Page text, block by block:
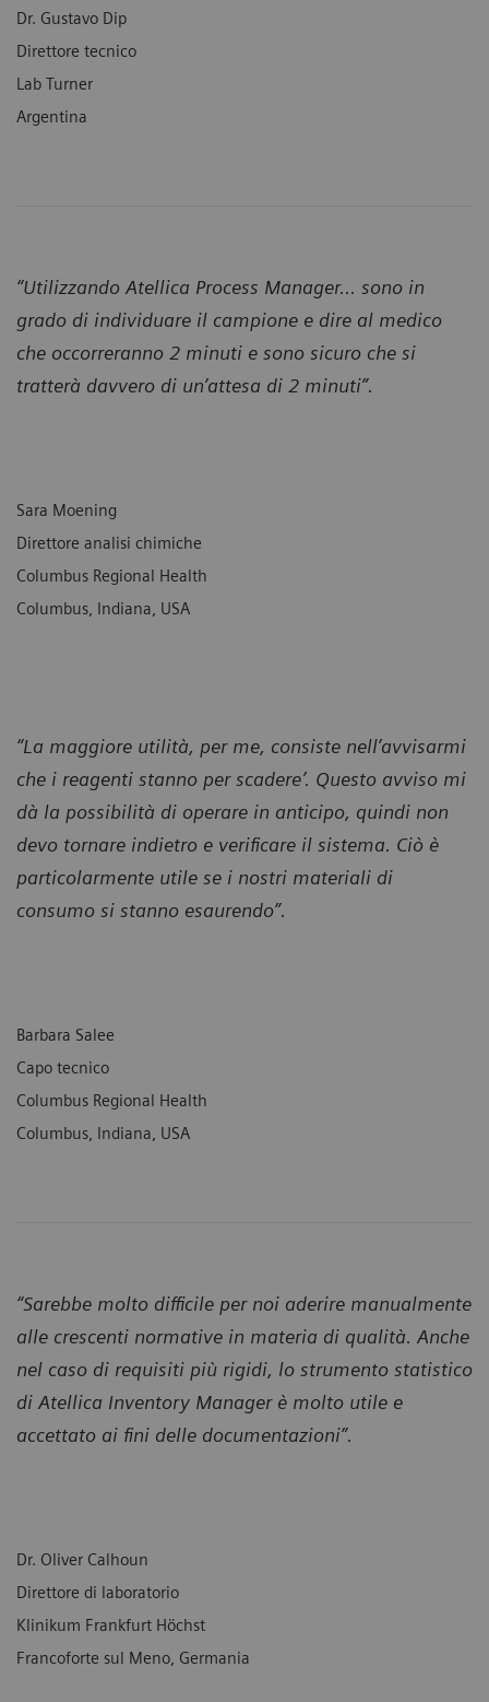
Dr. Gustavo Dip
Direttore tecnico
Lab Turner
Argentina
“Utilizzando Atellica Process Manager... sono in
grado di individuare il campione e dire al medico
che occorreranno 2 minuti e sono sicuro che si
tratterà davvero di un’attesa di 2 minuti”.
Sara Moening
Direttore analisi chimiche
Columbus Regional Health
Columbus, Indiana, USA
“La maggiore utilità, per me, consiste nell’avvisarmi
che i reagenti stanno per scadere’. Questo avviso mi
dà la possibilità di operare in anticipo, quindi non
devo tornare indietro e verificare il sistema. Ciò è
particolarmente utile se i nostri materiali di
consumo si stanno esaurendo”.
Barbara Salee
Capo tecnico
Columbus Regional Health
Columbus, Indiana, USA
“Sarebbe molto difficile per noi aderire manualmente
alle crescenti normative in materia di qualità. Anche
nel caso di requisiti più rigidi, lo strumento statistico
di Atellica Inventory Manager è molto utile e
accettato ai fini delle documentazioni”.
Dr. Oliver Calhoun
Direttore di laboratorio
Klinikum Frankfurt Höchst
Francoforte sul Meno, Germania